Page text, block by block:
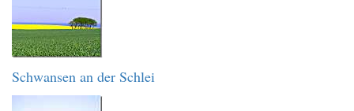
Schwansen an der Schlei